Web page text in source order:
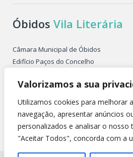
Valorizamos a sua
Utilizamos cookies para melhorar
navegação, apresentar anúncios
personalizados e analisar o nosso
"Aceitar Todos", concorda com a
Óbidos Vila Literária
Câmara Municipal de Óbidos
Edifício Paços do Concelho
2510-086 ÓBIDOS PORTUGAL
Tel. +351 262 955 500
E-mail: obidosvilaliteraria@cm-obidos.pt